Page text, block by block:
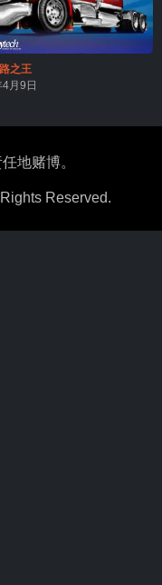
之王
月9日
地赌博。
Reserved.